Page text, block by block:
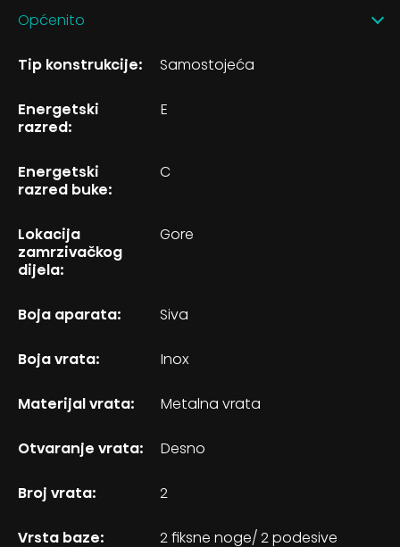
Općenito
Tip konstrukcije: Samostojeća
Energetski
razred:
E
Energetski
razred buke:
C
Lokacija
zamrzivačkog
dijela:
Gore
Boja aparata: Siva
Boja vrata: Inox
Materijal vrata: Metalna vrata
Otvaranje vrata: Desno
Broj vrata: 2
Vrsta baze:
2 fiksne noge/ 2 podesive